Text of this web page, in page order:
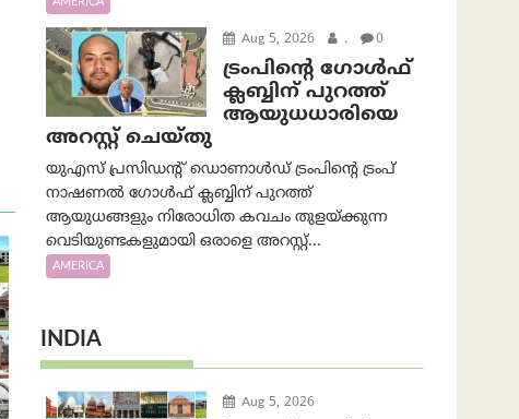
Aug 5, 2026 . 0
ട്രംപിന്റെ ഗോൾഫ്
ക്ലബ്ബിന് പുറത്ത്
ആയുധധാരിയെ
അറസ്റ്റ് ചെയ്തു
യുഎസ് പ്രസിഡന്റ് ഡൊണാൾഡ് ട്രംപിന്റെ ട്രംപ്
നാഷണൽ ഗോൾഫ് ക്ലബ്ബിന് പുറത്ത്
ആയുധങ്ങളും നിരോധിത കവചം തുളയ്ക്കുന്ന
വെടിയുണ്ടകളുമായി ഒരാളെ അറസ്റ്റ്...
AMERICA
INDIA
Aug 5, 2026